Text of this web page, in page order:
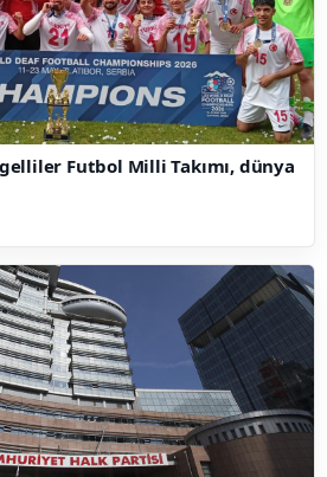
Futbol Milli Takımı, dünya